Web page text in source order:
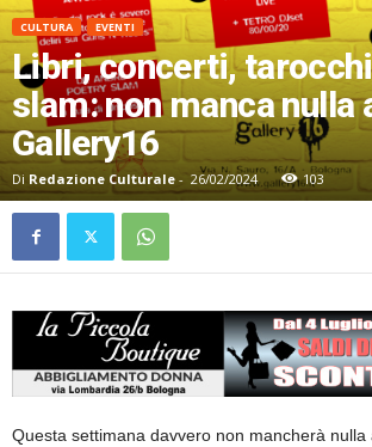
CULTURA EVENTI
Libri, concerti,
slam: non manca nulla
Gallery16
Di Redazione Culturale - 26/02/2024 103
Questa settimana davvero non mancherà nulla